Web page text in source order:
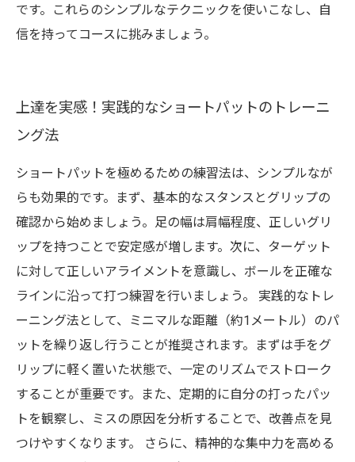
です。これらのシンプルなテクニックを使いこなし、自
信を持ってコースに挑みましょう。
上達を実感！実践的なショートパットのトレーニ
ング法
ショートパットを極めるための練習法は、シンプルなが
らも効果的です。まず、基本的なスタンスとグリップの
確認から始めましょう。足の幅は肩幅程度、正しいグリ
ップを持つことで安定感が増します。次に、ターゲット
に対して正しいアライメントを意識し、ボールを正確な
ラインに沿って打つ練習を行いましょう。 実践的なトレ
ーニング法として、ミニマルな距離（約1メートル）のパ
ットを繰り返し行うことが推奨されます。まずは手をグ
リップに軽く置いた状態で、一定のリズムでストローク
することが重要です。また、定期的に自分の打ったパッ
トを観察し、ミスの原因を分析することで、改善点を見
つけやすくなります。 さらに、精神的な集中力を高める